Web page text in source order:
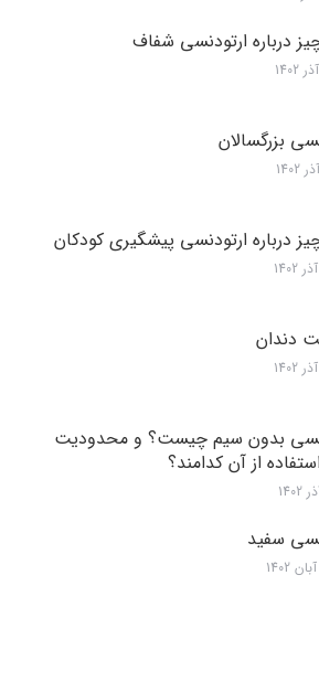
درباره ارتودنسی شفاف
بزرگسالان
درباره ارتودنسی پیشگیری کودکان
دندان
بدون سیم چیست؟ و محدودیت
از آن کدامند؟
سفید